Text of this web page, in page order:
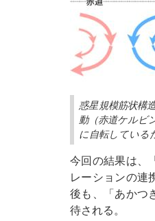
惑星規模筋状構
動（赤道ケルビ
に自転している
今回の結果は、
レーションの連
後も、「あかつ
待される。